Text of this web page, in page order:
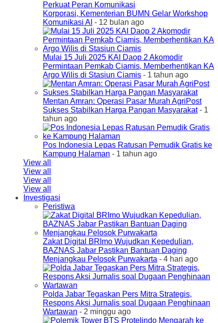
Perkuat Peran Komunikasi
Korporasi, Kementerian BUMN Gelar Workshop
Komunikasi AI - 12 bulan ago
Mulai 15 Juli 2025 KAI Daop 2 Akomodir
Permintaan Pemkab Ciamis, Memberhentikan KA
Argo Wilis di Stasiun Ciamis - 1 tahun ago
Mentan Amran: Operasi Pasar Murah AgriPost
Sukses Stabilkan Harga Pangan Masyarakat- 1
tahun ago
Pos Indonesia Lepas Ratusan Pemudik Gratis ke
Kampung Halaman - 1 tahun ago
View all
View all
View all
View all
Investigasi
Peristiwa
Zakat Digital BRImo Wujudkan Kepedulian,
BAZNAS Jabar Pastikan Bantuan Daging
Menjangkau Pelosok Purwakarta - 4 hari ago
Polda Jabar Tegaskan Pers Mitra Strategis,
Respons Aksi Jurnalis soal Dugaan Penghinaan
Wartawan - 2 minggu ago